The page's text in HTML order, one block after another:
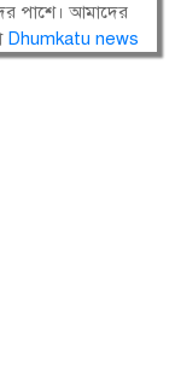
পাশে। আমাদের
Dhumkatu news